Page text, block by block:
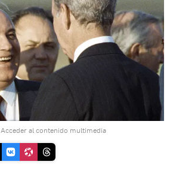
Acceder al contenido multimedia